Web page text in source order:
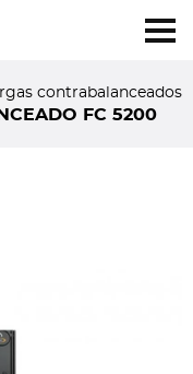
contrabalanceados
FC 5200